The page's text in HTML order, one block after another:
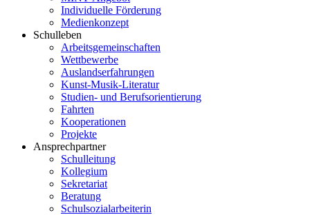
Individuelle Förderung
Medienkonzept
Schulleben
Arbeitsgemeinschaften
Wettbewerbe
Auslandserfahrungen
Kunst-Musik-Literatur
Studien- und Berufsorientierung
Fahrten
Kooperationen
Projekte
Ansprechpartner
Schulleitung
Kollegium
Sekretariat
Beratung
Schulsozialarbeiterin